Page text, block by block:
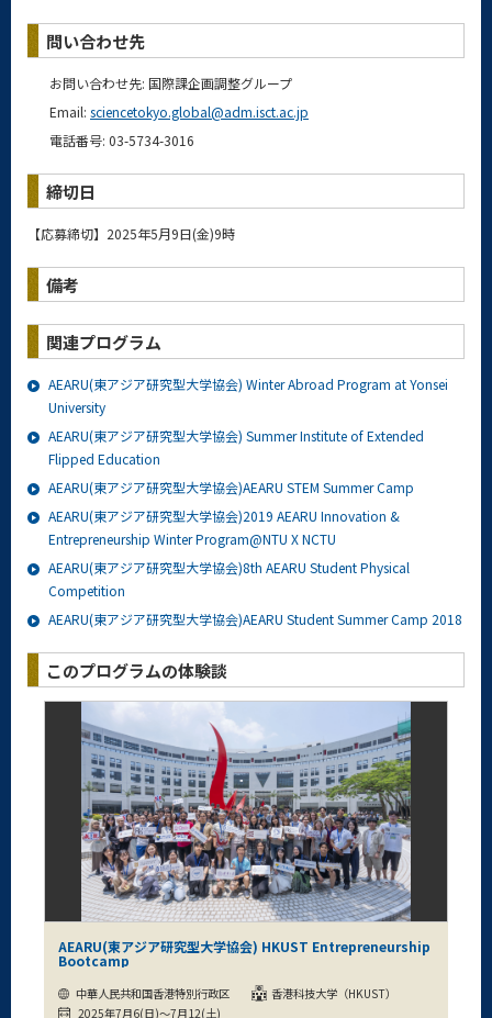
問い合わせ先
お問い合わせ先: 国際課企画調整グループ
Email: sciencetokyo.global@adm.isct.ac.jp
電話番号: 03-5734-3016
締切日
【応募締切】 2025年5月9日(金)9時
備考
関連プログラム
AEARU(東アジア研究型大学協会) Winter Abroad Program at Yonsei
University
AEARU(東アジア研究型大学協会) Summer Institute of Extended
Flipped Education
AEARU(東アジア研究型大学協会)AEARU STEM Summer Camp
AEARU(東アジア研究型大学協会)2019 AEARU Innovation &
Entrepreneurship Winter Program@NTU X NCTU
AEARU(東アジア研究型大学協会)8th AEARU Student Physical
Competition
AEARU(東アジア研究型大学協会)AEARU Student Summer Camp 2018
このプログラムの体験談
AEARU(東アジア研究型大学協会) HKUST Entrepreneurship
Bootcamp
中華人民共和国香港特別行政区
香港科技大学（HKUST）
2025年7月6(日)～7月12(土)